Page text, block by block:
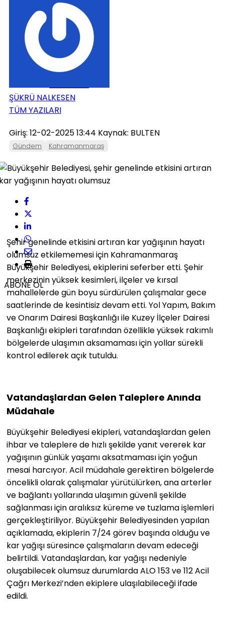
ONIKIŞUBAT
PAZARCIK
ŞÜKRÜ NALKESEN
TÜM YAZILARI
Giriş: 12-02-2025 13:44 Kaynak: BULTEN
Gündem Kahramanmaraş
ABONE OL
Şehir genelinde etkisini artıran kar yağışının hayatı
olumsuz etkilememesi için Kahramanmaraş
Büyükşehir Belediyesi, ekiplerini seferber etti. Şehir
merkezinin yüksek kesimleri, ilçeler ve kırsal
mahallelerde gün boyu sürdürülen çalışmalar gece
saatlerinde de kesintisiz devam etti. Yol Yapım, Bakım
ve Onarım Dairesi Başkanlığı ile Kuzey İlçeler Dairesi
Başkanlığı ekipleri tarafından özellikle yüksek rakımlı
bölgelerde ulaşımın aksamaması için yollar sürekli
kontrol edilerek açık tutuldu.
Vatandaşlardan Gelen Taleplere Anında
Müdahale
Büyükşehir Belediyesi ekipleri, vatandaşlardan gelen
ihbar ve taleplere de hızlı şekilde yanıt vererek kar
yağışının günlük yaşamı aksatmaması için yoğun
mesai harcıyor. Acil müdahale gerektiren bölgelerde
öncelikli olarak çalışmalar yürütülürken, ana arterler
ve bağlantı yollarında ulaşımın güvenli şekilde
sağlanması için aralıksız küreme ve tuzlama işlemleri
gerçekleştiriliyor. Büyükşehir Belediyesinden yapılan
açıklamada, ekiplerin 7/24 görev başında olduğu ve
kar yağışı süresince çalışmaların devam edeceği
belirtildi. Vatandaşlardan, kar yağışı nedeniyle
oluşabilecek olumsuz durumlarda ALO 153 ve 112 Acil
Çağrı Merkezi’nden ekiplere ulaşılabileceği ifade
edildi.